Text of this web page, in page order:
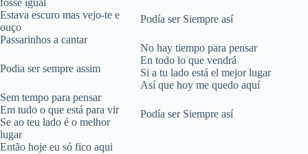
fosse igual
Estava escuro mas vejo-te e
ouço
Passarinhos a cantar
Podia ser sempre assim
Sem tempo para pensar
Em tudo o que está para vir
Se ao teu lado é o melhor
lugar
Então hoje eu só fico aqui
Podía ser Siempre así
No hay tiempo para pensar
En todo lo que vendrá
Si a tu lado está el mejor lugar
Así que hoy me quedo aquí
Podía ser Siempre así